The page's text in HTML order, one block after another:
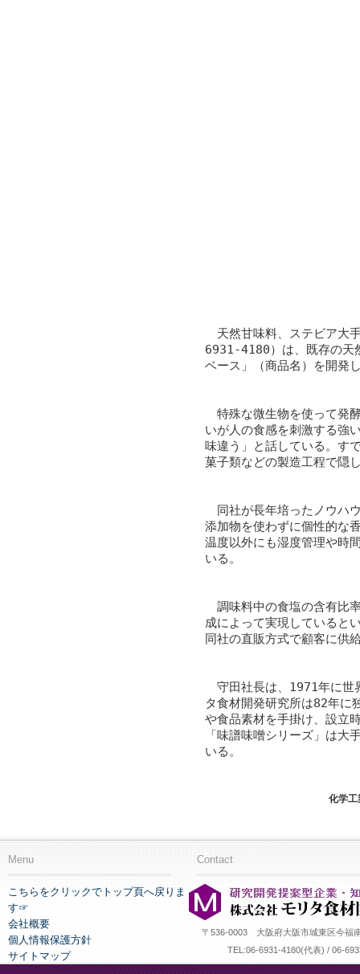
天然甘味料、ステビア大
6931-4180）は、既存の天
ベース」（商品名）を開発
特殊な微生物を使って発
いが人の食感を刺激する強
味違う」と話している。す
菓子類などの製造工程で隠
同社が長年培ったノウハ
添加物を使わずに個性的な
温度以外にも湿度管理や時
いる。
調味料中の食塩の含有比
成によって実現していると
同社の直販方式で顧客に供
守田社長は、1971年に世
タ食材開発研究所は82年に
や食品素材を手掛け、設立
「味譜味噌シリーズ」は
いる。
化学
Menu
こちらをクリックでトップ頁へ戻りま
す☞
会社概要
個人情報保護方針
サイトマップ
Contact
〒536-0003 大阪府大阪市城東区今福
TEL:06-6931-4180(代表) / 06-